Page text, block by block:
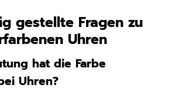
gestellte Fragen zu
Uhren
hat die Farbe
Uhren?